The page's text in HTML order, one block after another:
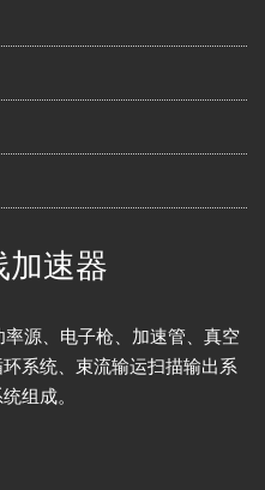
速器
源、电子枪、加速管、真空
系统、束流输运扫描输出系
组成。